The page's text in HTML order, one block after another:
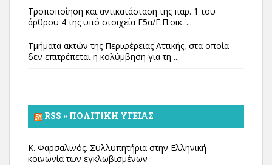
Τροποποίηση και αντικατάσταση της παρ. 1 του
άρθρου 4 της υπό στοιχεία Γ5α/Γ.Π.οικ. ...
Τμήματα ακτών της Περιφέρειας Αττικής, στα οποία
δεν επιτρέπεται η κολύμβηση για τη ...
RSS » ΠΟΛΙΤΙΚΉ ΥΓΕΊΑΣ
Κ. Φαρσαλινός. Συλλυπητήρια στην Ελληνική
κοινωνία των εγκλωβισμένων